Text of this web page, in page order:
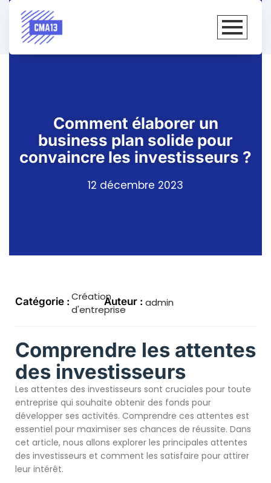
Comment élaborer un
business plan solide pour
convaincre les investisseurs ?
12 décembre 2023
Catégorie : Création
d'entreprise
Auteur : admin
Comprendre les attentes
des investisseurs
Les attentes des investisseurs sont cruciales pour toute
entreprise qui souhaite obtenir des fonds pour
développer ses activités. Comprendre ces attentes est
essentiel pour maximiser ses chances de réussite. Dans
cet article, nous allons explorer les principales attentes
des investisseurs et comment les satisfaire pour attirer
leur intérêt.